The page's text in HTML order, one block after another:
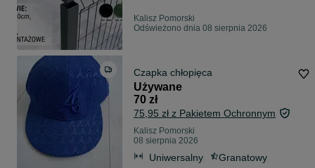
Kalisz Pomorski
Odświeżono dnia 08 sierpnia 2026
Czapka chłopięca
Używane
70 zł
75,95 zł z Pakietem Ochronnym
Kalisz Pomorski
08 sierpnia 2026
Uniwersalny Granatowy